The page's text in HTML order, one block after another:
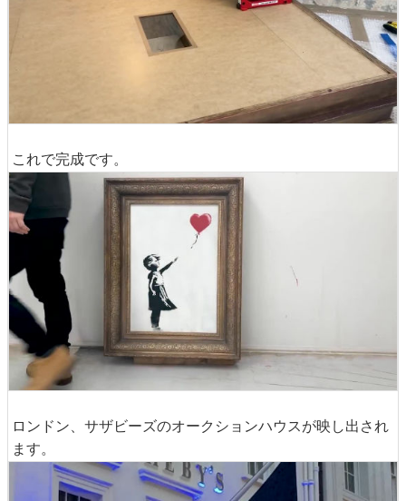
これで完成です。
ロンドン、サザビーズのオークションハウスが映し出され
ます。